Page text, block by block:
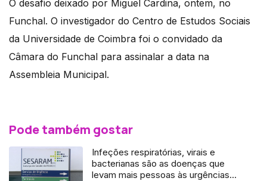
O desafio deixado por Miguel Cardina, ontem, no
Funchal. O investigador do Centro de Estudos Sociais
da Universidade de Coimbra foi o convidado da
Câmara do Funchal para assinalar a data na
Assembleia Municipal.
Pode também gostar
Infeções respiratórias, virais e
bacterianas são as doenças que
levam mais pessoas às urgências